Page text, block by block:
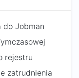
do Jobman
rejestru
zatrudnienia